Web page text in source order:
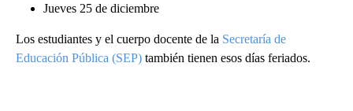
Jueves 25 de diciembre
Los estudiantes y el cuerpo docente de la Secretaría de
Educación Pública (SEP) también tienen esos días feriados.